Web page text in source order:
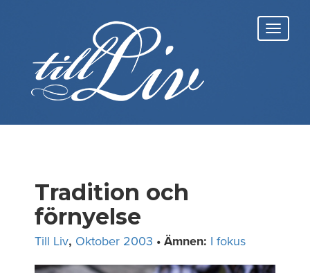
Tradition och
förnyelse
Till Liv, Oktober 2003 • Ämnen: I fokus